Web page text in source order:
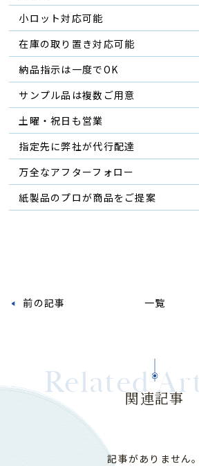
小ロット対応可能
在庫の取り置き対応可能
納品指示は一度でOK
サンプル品は複数ご用意
土曜・祝日も営業
指定先に弊社が代行配達
万全なアフターフォロー
紙製品のプロが商品をご提案
前の記事 一覧
Related関連記事
記事がありません。